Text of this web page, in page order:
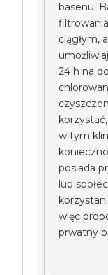
basenu.
ciągłym,
24 h na
w tym
posiada
lub
więc
prwatny